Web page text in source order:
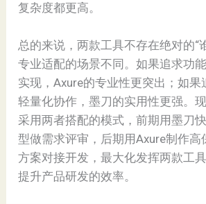
复杂度都更高。
总的来说，两款工具不存在绝对的“
专业适配的场景不同。如果追求功
实现，Axure的专业性更突出；如果
轻量化协作，墨刀的实用性更强。
采用两者搭配的模式，前期用墨刀
型做需求评审，后期用Axure制作高
方案对接开发，最大化发挥两款工
提升产品研发的效率。